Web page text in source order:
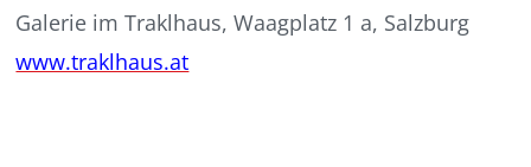
Galerie im Traklhaus, Waagplatz 1 a, Salzburg
www.traklhaus.at